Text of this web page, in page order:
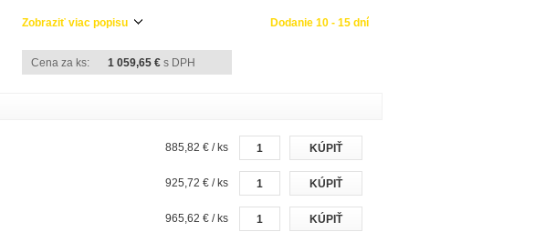
Zobraziť viac popisu Dodanie 10 - 15 dní
Cena za ks: 1 059,65 €s DPH
885,82 € / ks
925,72 € / ks
965,62 € / ks